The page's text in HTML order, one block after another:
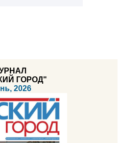
ГОРОД"
2026